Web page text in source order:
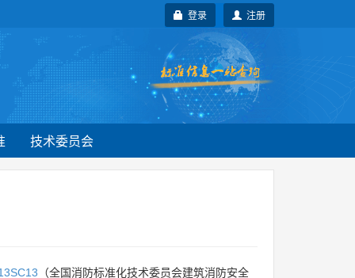
注册
登录
技术委员会
（全国消防标准化技术委员会建筑消防安全